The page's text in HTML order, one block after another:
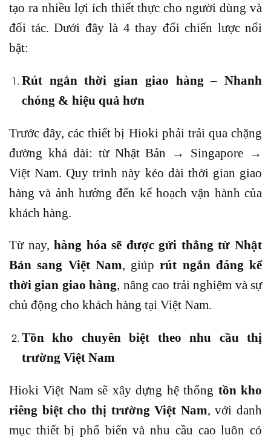
tạo ra nhiều lợi ích thiết thực cho người dùng và
đối tác. Dưới đây là 4 thay đổi chiến lược nổi
bật:
Rút ngắn thời gian giao hàng – Nhanh
chóng & hiệu quả hơn
Trước đây, các thiết bị Hioki phải trải qua chặng
đường khá dài: từ Nhật Bản → Singapore →
Việt Nam. Quy trình này kéo dài thời gian giao
hàng và ảnh hưởng đến kế hoạch vận hành của
khách hàng.
Từ nay,hàng hóa sẽ được gửi thẳng từ Nhật
Bản sang Việt Nam, giúprút ngắn đáng kể
thời gian giao hàng, nâng cao trải nghiệm và sự
chủ động cho khách hàng tại Việt Nam.
Tồn kho chuyên biệt theo nhu cầu thị
trường Việt Nam
Hioki Việt Nam sẽ xây dựng hệ thống tồn kho
riêng biệt cho thị trường Việt Nam, với danh
mục thiết bị phổ biến và nhu cầu cao luôn có